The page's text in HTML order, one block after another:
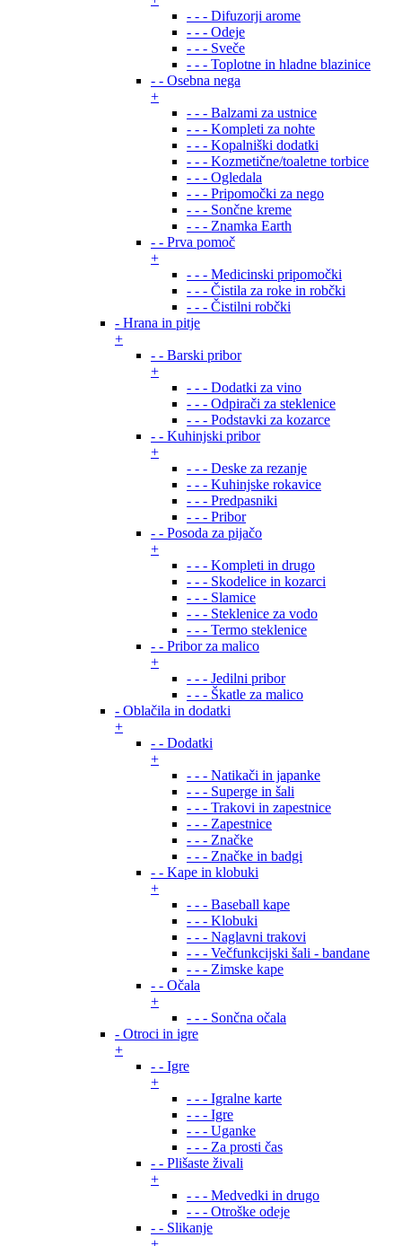
- - - Difuzorji arome
- - - Odeje
- - - Sveče
- - - Toplotne in hladne blazinice
- - Osebna nega
+
- - - Balzami za ustnice
- - - Kompleti za nohte
- - - Kopalniški dodatki
- - - Kozmetične/toaletne torbice
- - - Ogledala
- - - Pripomočki za nego
- - - Sončne kreme
- - - Znamka Earth
- - Prva pomoč
+
- - - Medicinski pripomočki
- - - Čistila za roke in robčki
- - - Čistilni robčki
- Hrana in pitje
+
- - Barski pribor
+
- - - Dodatki za vino
- - - Odpirači za steklenice
- - - Podstavki za kozarce
- - Kuhinjski pribor
+
- - - Deske za rezanje
- - - Kuhinjske rokavice
- - - Predpasniki
- - - Pribor
- - Posoda za pijačo
+
- - - Kompleti in drugo
- - - Skodelice in kozarci
- - - Slamice
- - - Steklenice za vodo
- - - Termo steklenice
- - Pribor za malico
+
- - - Jedilni pribor
- - - Škatle za malico
- Oblačila in dodatki
+
- - Dodatki
+
- - - Natikači in japanke
- - - Superge in šali
- - - Trakovi in zapestnice
- - - Zapestnice
- - - Značke
- - - Značke in badgi
- - Kape in klobuki
+
- - - Baseball kape
- - - Klobuki
- - - Naglavni trakovi
- - - Večfunkcijski šali - bandane
- - - Zimske kape
- - Očala
+
- - - Sončna očala
- Otroci in igre
+
- - Igre
+
- - - Igralne karte
- - - Igre
- - - Uganke
- - - Za prosti čas
- - Plišaste živali
+
- - - Medvedki in drugo
- - - Otroške odeje
- - Slikanje